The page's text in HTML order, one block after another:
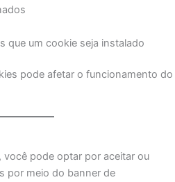
que um cookie seja instalado
pode afetar o funcionamento do
pode optar por aceitar ou
por meio do banner de